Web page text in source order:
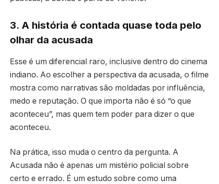
3. A história é contada quase toda pelo
olhar da acusada
Esse é um diferencial raro, inclusive dentro do cinema
indiano. Ao escolher a perspectiva da acusada, o filme
mostra como narrativas são moldadas por influência,
medo e reputação. O que importa não é só “o que
aconteceu”, mas quem tem poder para dizer o que
aconteceu.
Na prática, isso muda o centro da pergunta. A
Acusada não é apenas um mistério policial sobre
certo e errado. É um estudo sobre como uma